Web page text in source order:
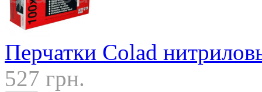
Перчатки Colad
527 грн.